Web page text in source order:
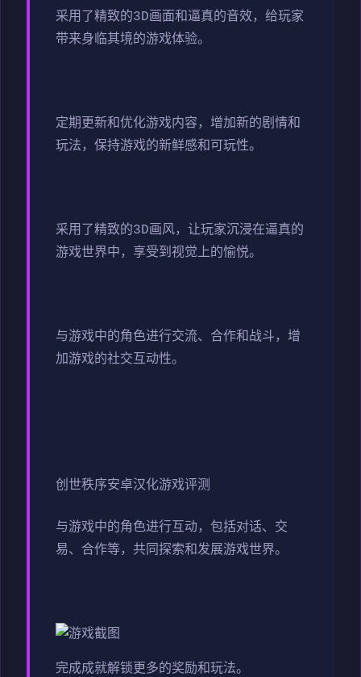
采用了精致的3D画面和逼真的音效，给玩家
带来身临其境的游戏体验。
定期更新和优化游戏内容，增加新的剧情和
玩法，保持游戏的新鲜感和可玩性。
采用了精致的3D画风，让玩家沉浸在逼真的
游戏世界中，享受到视觉上的愉悦。
与游戏中的角色进行交流、合作和战斗，增
加游戏的社交互动性。
创世秩序安卓汉化游戏评测
与游戏中的角色进行互动，包括对话、交
易、合作等，共同探索和发展游戏世界。
完成成就解锁更多的奖励和玩法。